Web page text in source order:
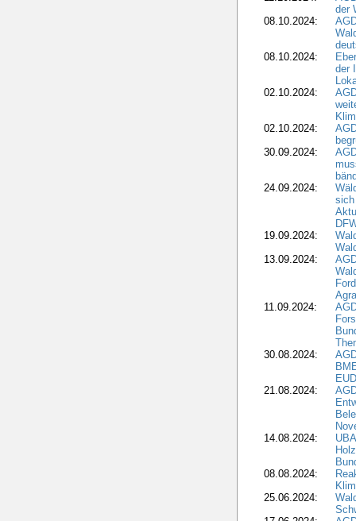
der
08.10.2024:
08.10.2024:
der
02.10.2024:
02.10.2024:
30.09.2024:
24.09.2024:
sich
19.09.2024:
13.09.2024:
11.09.2024:
30.08.2024:
21.08.2024:
14.08.2024:
08.08.2024:
25.06.2024: